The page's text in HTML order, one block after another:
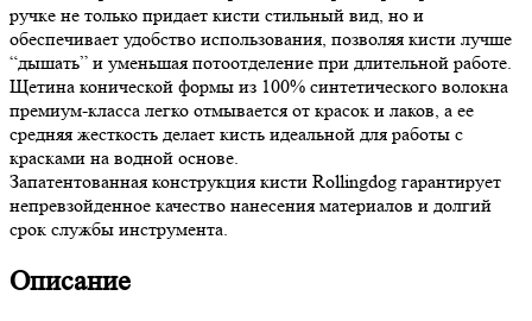
ручке не только придает кисти стильный вид, но и
обеспечивает удобство использования, позволяя кисти лучше
“дышать” и уменьшая потоотделение при длительной работе.
Щетина конической формы из 100% синтетического волокна
премиум-класса легко отмывается от красок и лаков, а ее
средняя жесткость делает кисть идеальной для работы с
красками на водной основе.
Запатентованная конструкция кисти Rollingdog гарантирует
непревзойденное качество нанесения материалов и долгий
срок службы инструмента.
Описание